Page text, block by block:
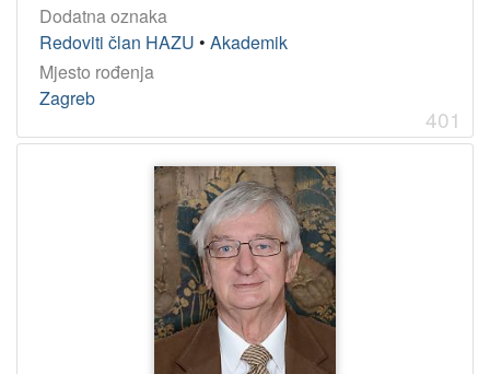
Dodatna oznaka
Redoviti član HAZU • Akademik
Mjesto rođenja
Zagreb
401